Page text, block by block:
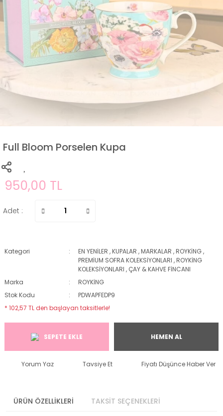
Full Bloom Porselen Kupa
950,00 TL
Adet :
Kategori EN YENİLER ,KUPALAR ,MARKALAR ,ROYKİNG,
PREMİUM SOFRA KOLEKSİYONLARI ,ROYKİNG
KOLEKSİYONLARI , ÇAY & KAHVE FİNCANI
Marka
ROYKİNG
Stok Kodu
PDWAPFEDP9
* 102,57 TL den başlayan taksitlerle!
SEPETE EKLE HEMEN AL
Yorum Yaz Tavsiye Et Fiyatı Düşünce Haber Ver
ÜRÜN ÖZELLİKLERİ TAKSİT SEÇENEKLERİ